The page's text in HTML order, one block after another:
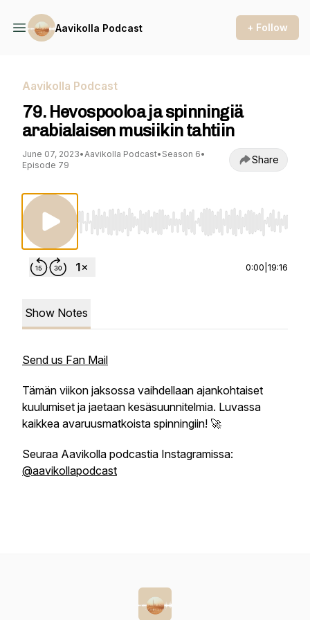
Aavikolla Podcast + Follow
Aavikolla Podcast
79. Hevospooloa ja spinningiä
arabialaisen musiikin tahtiin
June 07, 2023•Aavikolla Podcast• Season 6•
Episode 79
Share
Use Left/Right to seek, Home/End to jump
0:00 19:16
Show Notes
Send us Fan Mail
Tämän viikon jaksossa vaihdellaan ajankohtaiset
kuulumiset ja jaetaan kesäsuunnitelmia. Luvassa
kaikkea avaruusmatkoista spinningiin! 🚀
Seuraa Aavikolla podcastia Instagramissa:
@aavikollapodcast